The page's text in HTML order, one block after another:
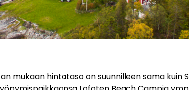
mukaan hintataso on suunnilleen sama kuin